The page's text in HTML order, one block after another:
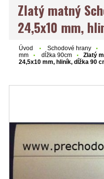
Zlatý matný
24,5x10 mm,
Úvod Schodové hrany
mm
dĺžka 90cm
Zlatý
24,5x10 mm, hliník, dĺžka 90